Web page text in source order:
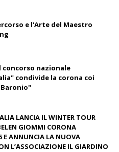
e l'Arte del Maestro
concorso nazionale
condivide la corona coi
LANCIA IL WINTER TOUR
GIOMMI CORONA
E ANNUNCIA LA NUOVA
L’ASSOCIAZIONE IL GIARDINO